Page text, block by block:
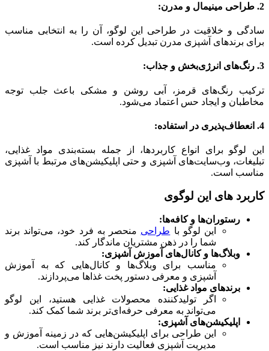
2. طراحی مینیمال و مدرن:
سادگی و خلاقیت در طراحی این لوگو، آن را به انتخابی مناسب
برای برندهای آشپزی مدرن تبدیل کرده است.
3. رنگ‌های انرژی‌بخش و جذاب:
ترکیب رنگ‌های قرمز، آبی روشن و مشکی باعث جلب توجه
مخاطبان و ایجاد حس اعتماد می‌شود.
4. انعطاف‌پذیری در استفاده:
این لوگو برای انواع کاربردها، از جمله بسته‌بندی مواد غذایی،
تبلیغات، وب‌سایت‌های آشپزی و حتی اپلیکیشن‌های مرتبط با آشپزی
مناسب است.
کاربرد های این لوگوی
رستوران‌ها و کافه‌ها:
این لوگو با طراحی منحصر به فرد خود، می‌تواند برند
شما را در ذهن مشتریان ماندگار کند.
وبلاگ‌ها و کانال‌های آموزش آشپزی:
مناسب برای وبلاگ‌ها و کانال‌هایی که به آموزش
آشپزی و معرفی دستور پخت غذاها می‌پردازند.
برندهای مواد غذایی:
اگر تولیدکننده محصولات غذایی هستید، این لوگو
می‌تواند به معرفی حرفه‌ای‌تر برند شما کمک کند.
اپلیکیشن‌های آشپزی:
این طراحی برای اپلیکیشن‌هایی که در زمینه آموزش و
مدیریت آشپزی فعالیت دارند نیز مناسب است.